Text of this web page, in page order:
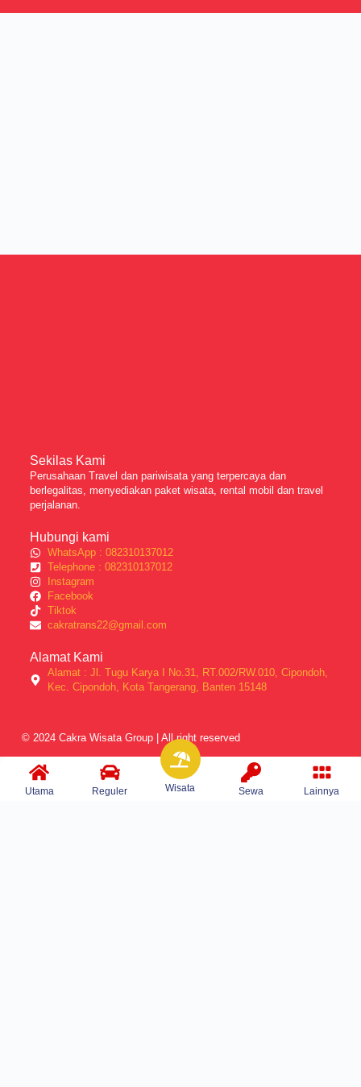
Sekilas Kami
Perusahaan Travel dan pariwisata yang terpercaya dan
berlegalitas, menyediakan paket wisata, rental mobil dan travel
perjalanan.
Hubungi kami
WhatsApp : 082310137012
Telephone : 082310137012
Instagram
Facebook
Tiktok
cakratrans22@gmail.com
Alamat Kami
Alamat : Jl. Tugu Karya I No.31, RT.002/RW.010, Cipondoh,
Kec. Cipondoh, Kota Tangerang, Banten 15148
© 2024 Cakra Wisata Group | All right reserved
Utama Reguler Wisata Sewa Lainnya